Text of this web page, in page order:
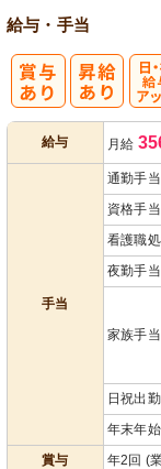
給与・手当
給与 月給
手当
通勤手当
資格手当
看護職
夜勤手当
家族手当
日祝出
年末年
賞与
年2回 (